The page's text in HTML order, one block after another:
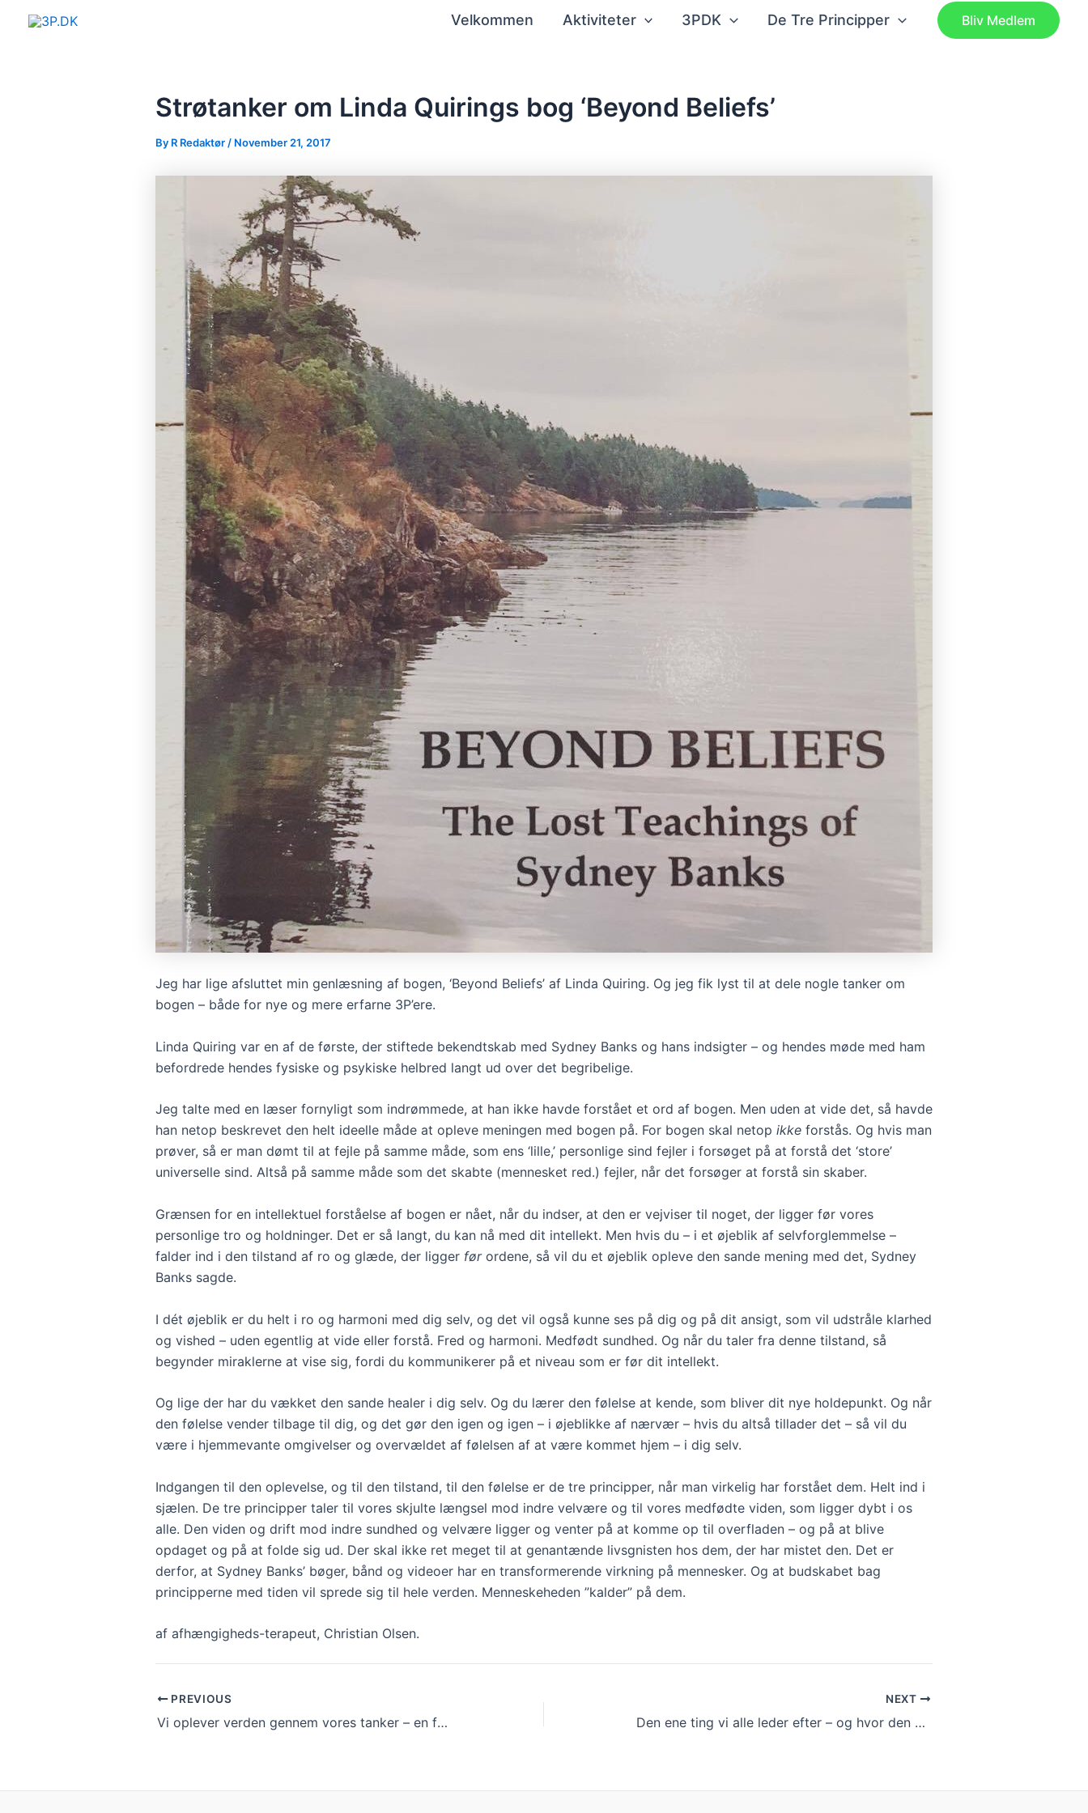
Velkommen Aktiviteter 3PDK De Tre Principper Bliv Medlem
Strøtanker om Linda Quirings bog ‘Beyond Beliefs’
By R Redaktør / November 21, 2017
Jeg har lige afsluttet min genlæsning af bogen, ‘Beyond Beliefs’ af Linda Quiring. Og jeg fik lyst til at dele nogle tanker om
bogen – både for nye og mere erfarne 3P’ere.
Linda Quiring var en af de første, der stiftede bekendtskab med Sydney Banks og hans indsigter – og hendes møde med ham
befordrede hendes fysiske og psykiske helbred langt ud over det begribelige.
Jeg talte med en læser fornyligt som indrømmede, at han ikke havde forstået et ord af bogen. Men uden at vide det, så havde
han netop beskrevet den helt ideelle måde at opleve meningen med bogen på. For bogen skal netop ikke forstås. Og hvis man
prøver, så er man dømt til at fejle på samme måde, som ens ‘lille,’ personlige sind fejler i forsøget på at forstå det ‘store’
universelle sind. Altså på samme måde som det skabte (mennesket red.) fejler, når det forsøger at forstå sin skaber.
Grænsen for en intellektuel forståelse af bogen er nået, når du indser, at den er vejviser til noget, der ligger før vores
personlige tro og holdninger. Det er så langt, du kan nå med dit intellekt. Men hvis du – i et øjeblik af selvforglemmelse –
falder ind i den tilstand af ro og glæde, der ligger førordene, så vil du et øjeblik opleve den sande mening med det, Sydney
Banks sagde.
I dét øjeblik er du helt i ro og harmoni med dig selv, og det vil også kunne ses på dig og på dit ansigt, som vil udstråle klarhed
og vished – uden egentlig at vide eller forstå. Fred og harmoni. Medfødt sundhed. Og når du taler fra denne tilstand, så
begynder miraklerne at vise sig, fordi du kommunikerer på et niveau som er før dit intellekt.
Og lige der har du ​vækket ​den sande healer i dig selv. Og​ du​ lærer den følelse at kende, som bliver dit nye holdepunkt. Og når
den følelse vender tilbage​ til dig​, og det gør den igen og igen – i øjeblikke af nærvær – hvis du altså tillader det – så vil du
være i hjemmevante omgivelser ​og ​overvældet af følelsen af at være kommet hjem – i dig selv.
Indgangen til den oplevelse, og til den tilstand, ​til ​den følelse er de tre principper, når man virkelig har forstået dem. ​Helt ind i
sjælen. ​De tre principper taler til vores skjulte længsel mod indre velvære og til vores medfødte viden, som ligger dybt i os
alle. Den viden og drift mod indre sundhed og velvære ligger og venter på at komme op til overfladen – og på at blive
opdaget og på at folde sig ud. Der skal ikke ret meget til at genantænde livsgnisten hos dem, der har mistet den. Det er
derfor, at Sydney Banks’ bøger, bånd og videoer har en transformerende virkning på mennesker. Og at budskabet bag
principperne med tiden vil sprede sig til hele verden. Menneskeheden ”kalder” på dem.
af afhængigheds-terapeut, Christian Olsen.
PREVIOUS
Vi oplever verden gennem vores tanker – en forandringsfortælling
NEXT
Den ene ting vi alle leder efter – og hvor den gemmer sig